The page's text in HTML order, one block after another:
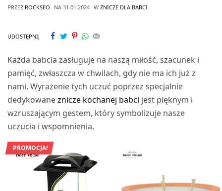
PRZEZ ROCKSEO NA 31.01.2024 W ZNICZE DLA BABCI
UDOSTĘPNIJ
Każda babcia zasługuje na naszą miłość, szacunek i
pamięć, zwłaszcza w chwilach, gdy nie ma ich już z
nami. Wyrażenie tych uczuć poprzez specjalnie
dedykowaneznicze kochanej babci jest pięknym i
wzruszającym gestem, który symbolizuje nasze
uczucia i wspomnienia.
PROMOCJA!